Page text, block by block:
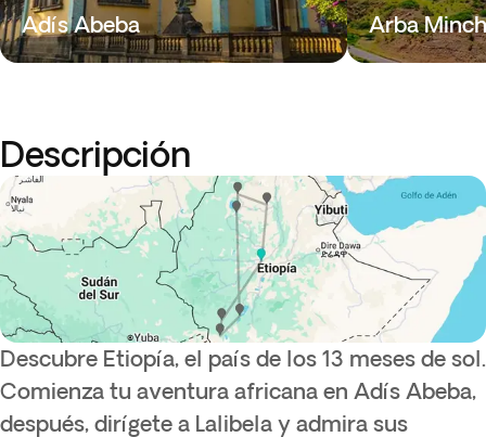
Adís Abeba Arba Minch
Descripción
Descubre Etiopía, el país de los 13 meses de sol.
Comienza tu aventura africana en Adís Abeba,
después, dirígete a Lalibela y admira sus